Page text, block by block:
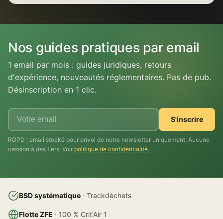
Nos guides pratiques par email
1 email par mois : guides juridiques, retours
d'expérience, nouveautés réglementaires. Pas de pub.
Désinscription en 1 clic.
S'inscrire
RGPD : email stocké pour envoi de notre newsletter uniquement. Aucune
cession à des tiers. Voir politique de confidentialité.
BSD systématique · Trackdéchets
Flotte ZFE · 100 % Crit'Air 1